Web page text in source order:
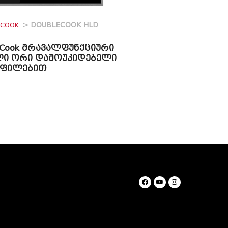
> DOUBLECOOK HLD
მრავალფუნქციური
ორი დამოუკიდებელი